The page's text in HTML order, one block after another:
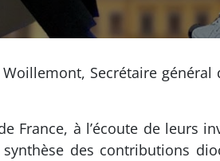
Secrétaire
France, à l’écoute de leurs
des contributions